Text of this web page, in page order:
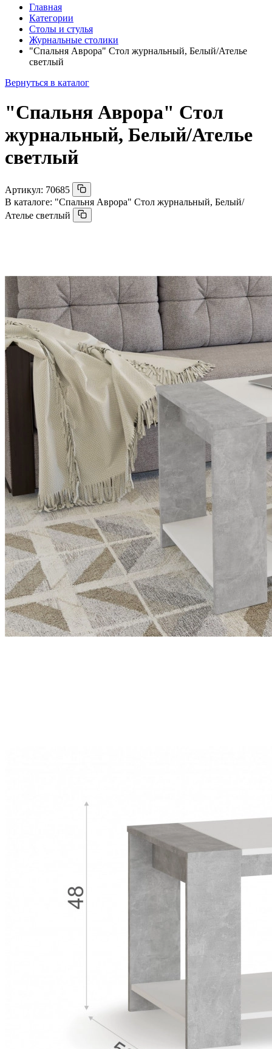
Главная
Категории
Столы и стулья
Журнальные столики
"Спальня Аврора" Стол журнальный, Белый/Ателье
светлый
Вернуться в каталог
"Спальня Аврора" Стол
журнальный, Белый/Ателье
светлый
Артикул: 70685
В каталоге: "Спальня Аврора" Стол журнальный, Белый/
Ателье светлый